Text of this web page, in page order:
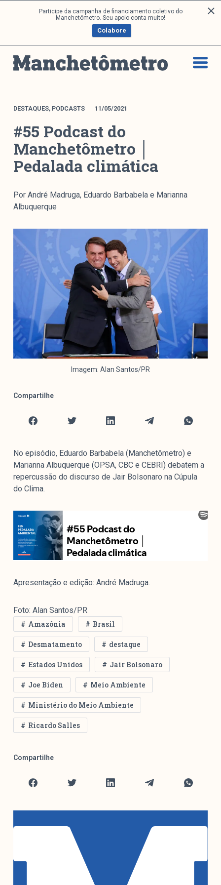
Participe da campanha de financiamento coletivo do
Manchetômetro. Seu apoio conta muito!
Colabore
a
p
d
o
Análises
DONI
Boletim M
M Facebook
M Instagram
Livros
Arquivos
Política Externa Brasileira
Boletim da Pluralidade M
Entrevistas M
colabore
cobertura da grande mídia sobre temas de economia e
política produzido pelo Laboratório de Estudos de Mídia
e Esfera Pública (LEMEP). O LEMEP tem registro no
Diretório de Grupos de Pesquisa do CNPq e é sediado
no Instituto de Estudos Sociais e Políticos (IESP) da
Manchetômetro não tem filiação com partidos ou grupos
Institucional
Nossa História
Missão
Metodologia
Parcerias
Contato
Parceria
DESTAQUES, PODCASTS 11/05/2021
#55 Podcast do
Manchetômetro │
Pedalada climática
Por André Madruga, Eduardo Barbabela e Marianna
Albuquerque
Imagem: Alan Santos/PR
Compartilhe
No episódio, Eduardo Barbabela (Manchetômetro) e
Marianna Albuquerque (OPSA, CBC e CEBRI) debatem a
repercussão do discurso de Jair Bolsonaro na Cúpula
do Clima.
Apresentação e edição: André Madruga.
Foto: Alan Santos/PR
Amazônia
Brasil
Desmatamento destaque
Estados Unidos Jair Bolsonaro
Joe Biden Meio Ambiente
Ministério do Meio Ambiente
Ricardo Salles
Compartilhe